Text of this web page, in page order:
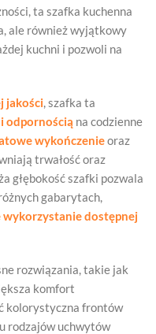
ta szafka kuchenna
ale również wyjątkowy
kuchni i pozwoli na
jakości, szafka ta
odpornością na codzienne
wykończenieoraz
trwałość oraz
głębokość szafki pozwala
gabarytach,
wykorzystanie dostępnej
rozwiązania, takie jak
komfort
kolorystyczna frontów
rodzajów uchwytów